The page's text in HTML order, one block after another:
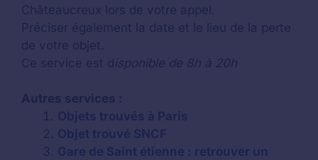
Châteaucreux lors de votre appel.
Préciser également la date et le lieu de la perte
de votre objet.
Ce service est disponible de 8h à 20h
Autres services :
Objets trouvés à Paris
Objet trouvé SNCF
Gare de Saint étienne : retrouver un